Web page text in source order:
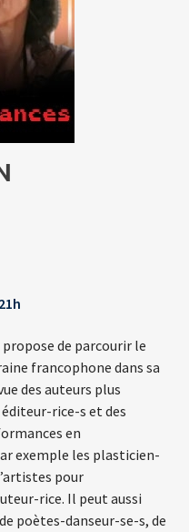
propose de parcourir le
francophone dans sa
des auteurs plus
rice-s et des
en
exemple les plasticien-
pour
rice. Il peut aussi
poètes-danseur-se-s, de